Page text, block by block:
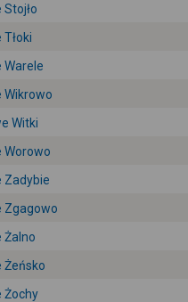
Warele
Wikrowo
Witki
Worowo
Zadybie
Zgagowo
Żalno
Żeńsko
Żochy